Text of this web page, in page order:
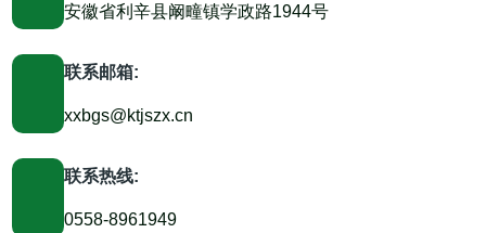
安徽省利辛县阚疃镇学政路1944号
联系邮箱:
xxbgs@ktjszx.cn
联系热线:
0558-8961949